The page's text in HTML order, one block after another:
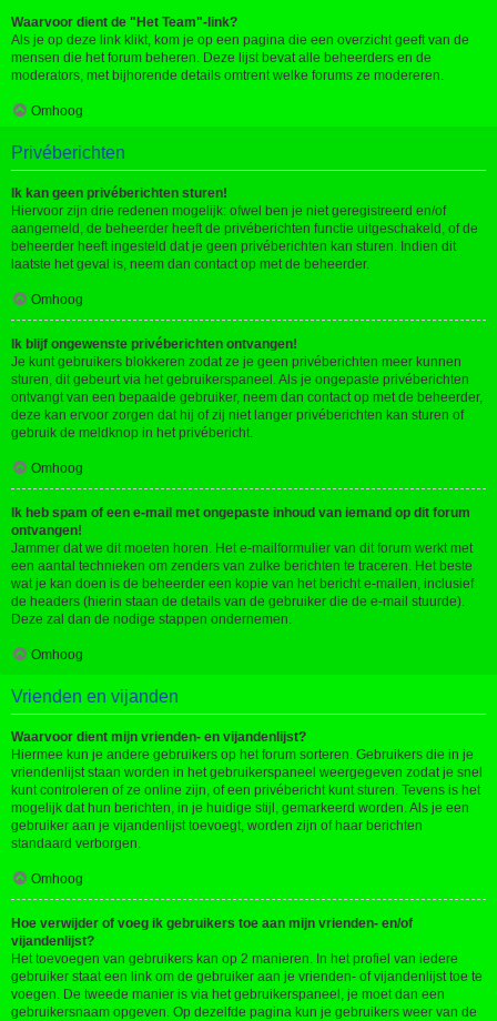
Waarvoor dient de "Het Team"-link?
Als je op deze link klikt, kom je op een pagina die een overzicht geeft van de
mensen die het forum beheren. Deze lijst bevat alle beheerders en de
moderators, met bijhorende details omtrent welke forums ze modereren.
Omhoog
Privéberichten
Ik kan geen privéberichten sturen!
Hiervoor zijn drie redenen mogelijk: ofwel ben je niet geregistreerd en/of
aangemeld, de beheerder heeft de privéberichten functie uitgeschakeld, of de
beheerder heeft ingesteld dat je geen privéberichten kan sturen. Indien dit
laatste het geval is, neem dan contact op met de beheerder.
Omhoog
Ik blijf ongewenste privéberichten ontvangen!
Je kunt gebruikers blokkeren zodat ze je geen privéberichten meer kunnen
sturen, dit gebeurt via het gebruikerspaneel. Als je ongepaste privéberichten
ontvangt van een bepaalde gebruiker, neem dan contact op met de beheerder,
deze kan ervoor zorgen dat hij of zij niet langer privéberichten kan sturen of
gebruik de meldknop in het privébericht.
Omhoog
Ik heb spam of een e-mail met ongepaste inhoud van iemand op dit forum
ontvangen!
Jammer dat we dit moeten horen. Het e-mailformulier van dit forum werkt met
een aantal technieken om zenders van zulke berichten te traceren. Het beste
wat je kan doen is de beheerder een kopie van het bericht e-mailen, inclusief
de headers (hierin staan de details van de gebruiker die de e-mail stuurde).
Deze zal dan de nodige stappen ondernemen.
Omhoog
Vrienden en vijanden
Waarvoor dient mijn vrienden- en vijandenlijst?
Hiermee kun je andere gebruikers op het forum sorteren. Gebruikers die in je
vriendenlijst staan worden in het gebruikerspaneel weergegeven zodat je snel
kunt controleren of ze online zijn, of een privébericht kunt sturen. Tevens is het
mogelijk dat hun berichten, in je huidige stijl, gemarkeerd worden. Als je een
gebruiker aan je vijandenlijst toevoegt, worden zijn of haar berichten
standaard verborgen.
Omhoog
Hoe verwijder of voeg ik gebruikers toe aan mijn vrienden- en/of
vijandenlijst?
Het toevoegen van gebruikers kan op 2 manieren. In het profiel van iedere
gebruiker staat een link om de gebruiker aan je vrienden- of vijandenlijst toe te
voegen. De tweede manier is via het gebruikerspaneel, je moet dan een
gebruikersnaam opgeven. Op dezelfde pagina kun je gebruikers weer van de